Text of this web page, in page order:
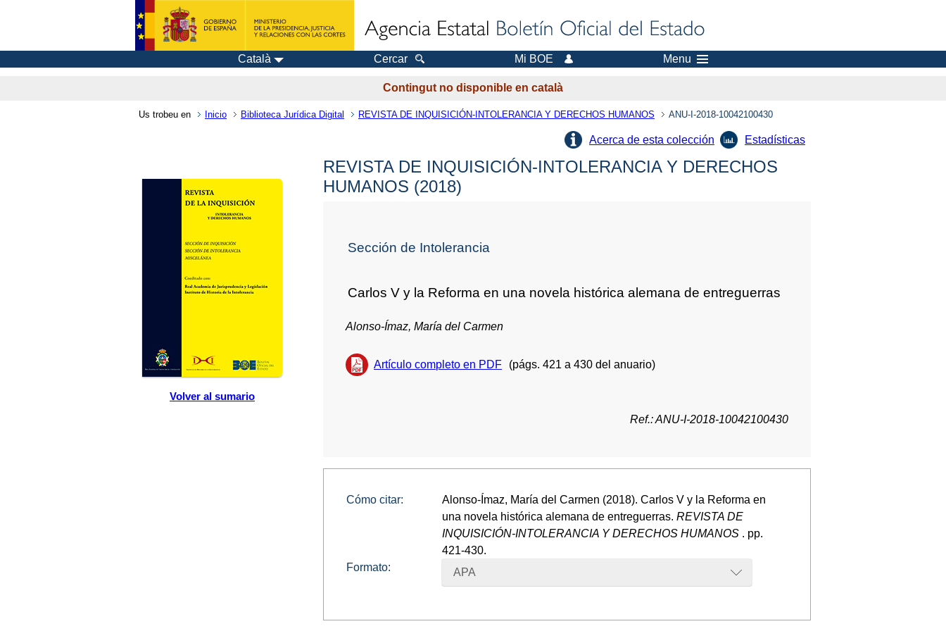
Català Cercar Mi BOE Menu
Contingut no disponible en català
Us trobeu en Inicio Biblioteca Jurídica Digital REVISTA DE INQUISICIÓN-INTOLERANCIA Y DERECHOS HUMANOS ANU-I-2018-10042100430
Acerca de esta colección Estadísticas
Volver al sumario
REVISTA DE INQUISICIÓN-INTOLERANCIA Y DERECHOS
HUMANOS (2018)
Sección de Intolerancia
Carlos V y la Reforma en una novela histórica alemana de entreguerras
Alonso-Ímaz, María del Carmen
Artículo completo en PDF (págs. 421 a 430 del anuario)
Ref.: ANU-I-2018-10042100430
Cómo citar:
Alonso-Ímaz, María del Carmen (2018). Carlos V y la Reforma en
una novela histórica alemana de entreguerras.REVISTA DE
INQUISICIÓN-INTOLERANCIA Y DERECHOS HUMANOS . pp.
421-430.
Formato:
APA